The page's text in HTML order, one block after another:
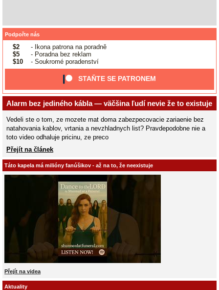
Podpořte nás
$2
- Ikona patrona na poradně
$5
- Poradna bez reklam
$10
- Soukromé poradenství
STAŇTE SE PATRONEM
Alarm bez jediného kábla — väčšina ľudí nevie že to existuje
Vedeli ste o tom, ze mozete mat doma zabezpecovacie zariaenie bez
natahovania kablov, vrtania a nevzhladnych list? Pravdepodobne nie a
toto video odhaluje pricinu, ze preco
Přejít na článek
Táto kapela má milióny fanúšikov - až na to, že neexistuje
Přejít na videa
Aktuality